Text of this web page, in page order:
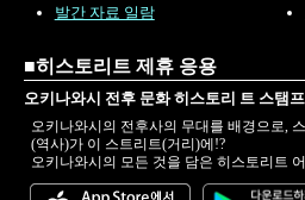
발간 자료 일람
■히스토리트 제휴 응용
오키나와시 전후 문화 히스토리 트 스탬프
오키나와시의 전후사의 무대를 배경으로,
(역사)가 이 스트리트(거리)에!?
오키나와시의 모든 것을 담은 히스토리트